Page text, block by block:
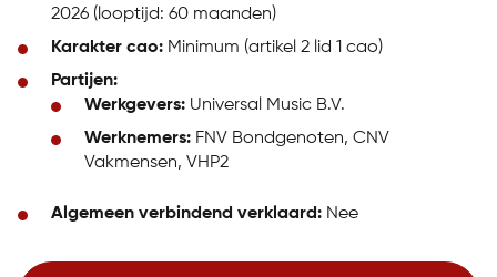
2026 (looptijd: 60 maanden)
Karakter cao: Minimum (artikel 2 lid 1 cao)
Partijen:
Werkgevers: Universal Music B.V.
Werknemers: FNV Bondgenoten, CNV
Vakmensen, VHP2
Algemeen verbindend verklaard: Nee